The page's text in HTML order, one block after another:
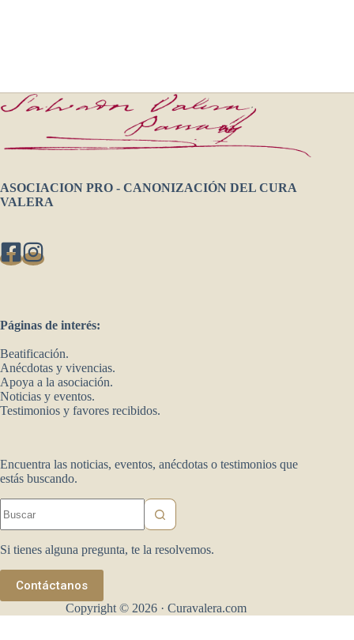
ASOCIACION PRO - CANONIZACIÓN DEL CURA
VALERA
Páginas de interés:
Beatificación.
Anécdotas y vivencias.
Apoya a la asociación.
Noticias y eventos.
Testimonios y favores recibidos.
Encuentra las noticias, eventos, anécdotas o testimonios que
estás buscando.
resultados
Si tienes alguna pregunta, te la resolvemos.
Contáctanos
Copyright © 2026 · Curavalera.com